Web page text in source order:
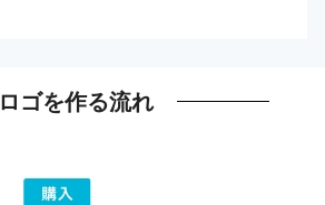
ロゴを作る流れ